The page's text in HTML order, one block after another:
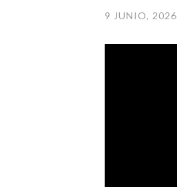
9 JUNIO, 2026